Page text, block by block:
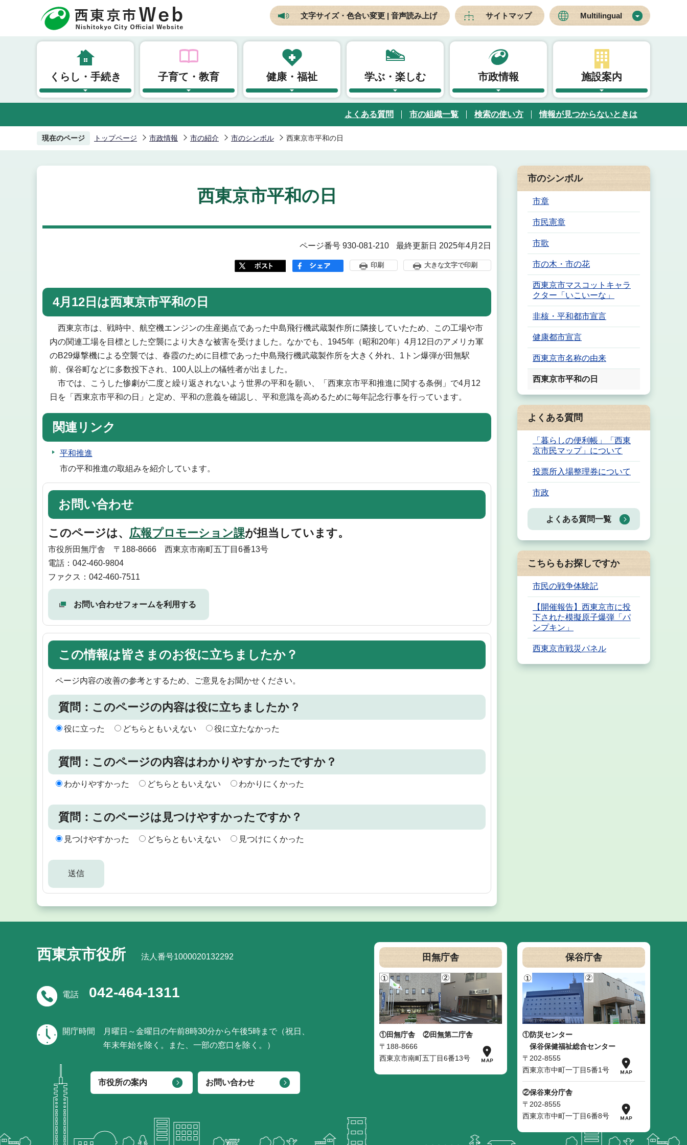
頭
文字サイズ・色合い変更 | 音声読み上げ サイトマップ Multilingual
くらし・手続き 子育て・教育 健康・福祉 学ぶ・楽しむ 市政情報 施設案内
よくある質問 市の組織一覧 検索の使い方 情報が見つからないときは
現在のページ トップページ 市政情報 市の紹介 市のシンボル 西東京市平和の日
西東京市平和の日
ページ番号 930-081-210 最終更新日 2025年4月2日
印刷 大きな文字で印刷
4月12日は西東京市平和の日
西東京市は、戦時中、航空機エンジンの生産拠点であった中島飛行機武蔵製作所に隣接していたため、この工場や市
内の関連工場を目標とした空襲により大きな被害を受けました。なかでも、1945年（昭和20年）4月12日のアメリカ軍
のB29爆撃機による空襲では、春霞のために目標であった中島飛行機武蔵製作所を大きく外れ、1トン爆弾が田無駅
前、保谷町などに多数投下され、100人以上の犠牲者が出ました。
市では、こうした惨劇が二度と繰り返されないよう世界の平和を願い、「西東京市平和推進に関する条例」で4月12
日を「西東京市平和の日」と定め、平和の意義を確認し、平和意識を高めるために毎年記念行事を行っています。
関連リンク
平和推進
市の平和推進の取組みを紹介しています。
お問い合わせ
このページは、 広報プロモーション課が担当しています。
市役所田無庁舎 〒188-8666 西東京市南町五丁目6番13号
電話：042-460-9804
ファクス：042-460-7511
お問い合わせフォームを利用する
この情報は皆さまのお役に立ちましたか？
ページ内容の改善の参考とするため、ご意見をお聞かせください。
質問：このページの内容は役に立ちましたか？
役に立った どちらともいえない 役に立たなかった
質問：このページの内容はわかりやすかったですか？
わかりやすかった どちらともいえない わかりにくかった
質問：このページは見つけやすかったですか？
見つけやすかった どちらともいえない 見つけにくかった
市のシンボル
市章
市民憲章
市歌
市の木・市の花
西東京市マスコットキャラ
クター「いこいーな」
非核・平和都市宣言
健康都市宣言
西東京市名称の由来
西東京市平和の日
よくある質問
「暮らしの便利帳」「西東
京市民マップ」について
投票所入場整理券について
市政
よくある質問一覧
こちらもお探しですか
市民の戦争体験記
【開催報告】西東京市に投
下された模擬原子爆弾「パ
ンプキン」
西東京市戦災パネル
西東京市役所 法人番号1000020132292
電話 042-464-1311
開庁時間
月曜日～金曜日の午前8時30分から午後5時まで（祝日、
年末年始を除く。また、一部の窓口を除く。）
市役所の案内 お問い合わせ
田無庁舎
①田無庁舎
②田無第二庁舎
〒188-8666
西東京市南町五丁目6番13号
保谷庁舎
①防災センター
保谷保健福祉総合センター
〒202-8555
西東京市中町一丁目5番1号
②保谷東分庁舎
〒202-8555
西東京市中町一丁目6番8号